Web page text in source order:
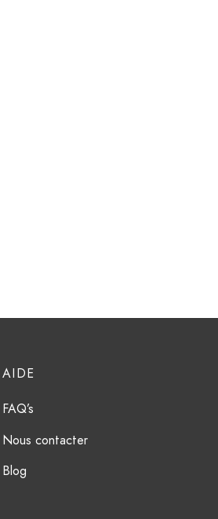
AIDE
FAQ’s
Nous contacter
Blog